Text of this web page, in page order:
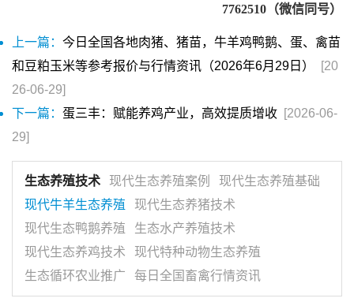
7762510（微信同号）
上一篇： 今日全国各地肉猪、猪苗，牛羊鸡鸭鹅、蛋、禽苗
和豆粕玉米等参考报价与行情资讯（2026年6月29日）
[20
26-06-29]
下一篇： 蛋三丰：赋能养鸡产业，高效提质增收 [2026-06-
29]
生态养殖技术 现代生态养殖案例
现代生态养殖基础
现代牛羊生态养殖
现代生态养猪技术
现代生态鸭鹅养殖
生态水产养殖技术
现代生态养鸡技术
现代特种动物生态养殖
生态循环农业推广
每日全国畜禽行情资讯